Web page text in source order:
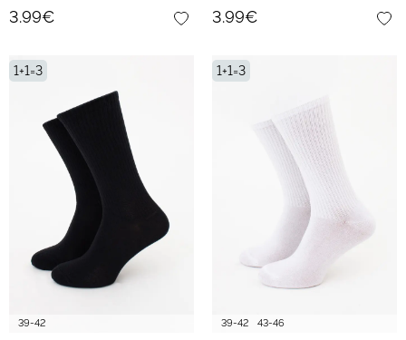
3.99€ 3.99€
39-42
1+1=3
39-42 43-46
1+1=3